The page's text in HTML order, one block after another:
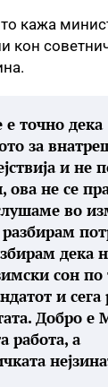
кажа
кон
точно дека
за
и не
ова не се
во
разбирам
дека
сон по
и
Добро е
работа, а